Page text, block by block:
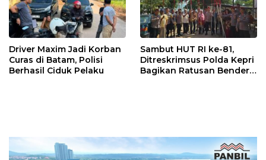
Driver Maxim Jadi Korban
Curas di Batam, Polisi
Berhasil Ciduk Pelaku
Sambut HUT RI ke-81,
Ditreskrimsus Polda Kepri
Bagikan Ratusan Bendera